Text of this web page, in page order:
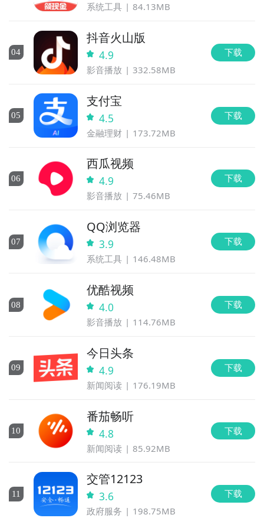
系统工具 84.13MB
04
抖音火山版
4.9
影音播放 332.58MB
下载
05
支付宝
4.5
金融理财 173.72MB
下载
06
西瓜视频
4.9
影音播放 75.46MB
下载
07
QQ浏览器
3.9
系统工具 146.48MB
下载
08
优酷视频
4.0
影音播放 114.76MB
下载
09
今日头条
4.9
新闻阅读 176.19MB
下载
10
番茄畅听
4.8
新闻阅读 85.92MB
下载
11
交管12123
3.6
政府服务 198.75MB
下载